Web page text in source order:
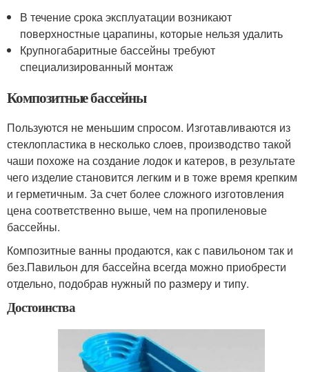
В течение срока эксплуатации возникают
поверхностные царапины, которые нельзя удалить
Крупногабаритные бассейны требуют
специализированный монтаж
Композитные бассейны
Пользуются не меньшим спросом. Изготавливаются из
стеклопластика в несколько слоев, производство такой
чаши похоже на создание лодок и катеров, в результате
чего изделие становится легким и в тоже время крепким
и герметичным. За счет более сложного изготовления
цена соответственно выше, чем на пропиленовые
бассейны.
Композитные ванны продаются, как с павильоном так и
без.Павильон для бассейна всегда можно приобрести
отдельно, подобрав нужный по размеру и типу.
Достоинства